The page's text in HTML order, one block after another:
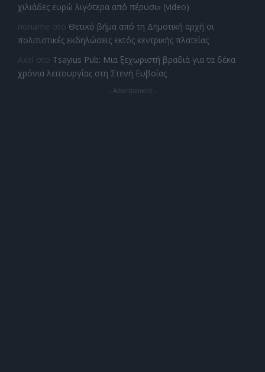
χιλιάδες ευρώ λιγότερα από πέρυσι» (video)
noname στο Θετικό βήμα από τη Δημοτική αρχή οι
πολιτιστικές εκδηλώσεις εκτός κεντρικής πλατείας
Axel στο Tsayius Pub: Μια ξεχωριστή βραδιά για τα δέκα
χρόνια λειτουργίας στη Στενή Ευβοίας
- Advertisement -